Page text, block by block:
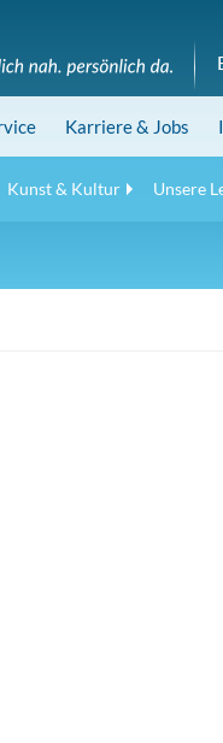
Kunst & Kultur Unsere
Karriere& Jobs